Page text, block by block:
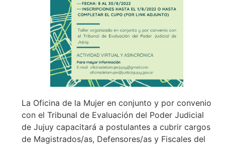
La Oficina de la Mujer en conjunto y por convenio
con el Tribunal de Evaluación del Poder Judicial
de Jujuy capacitará a postulantes a cubrir cargos
de Magistrados/as, Defensores/as y Fiscales del